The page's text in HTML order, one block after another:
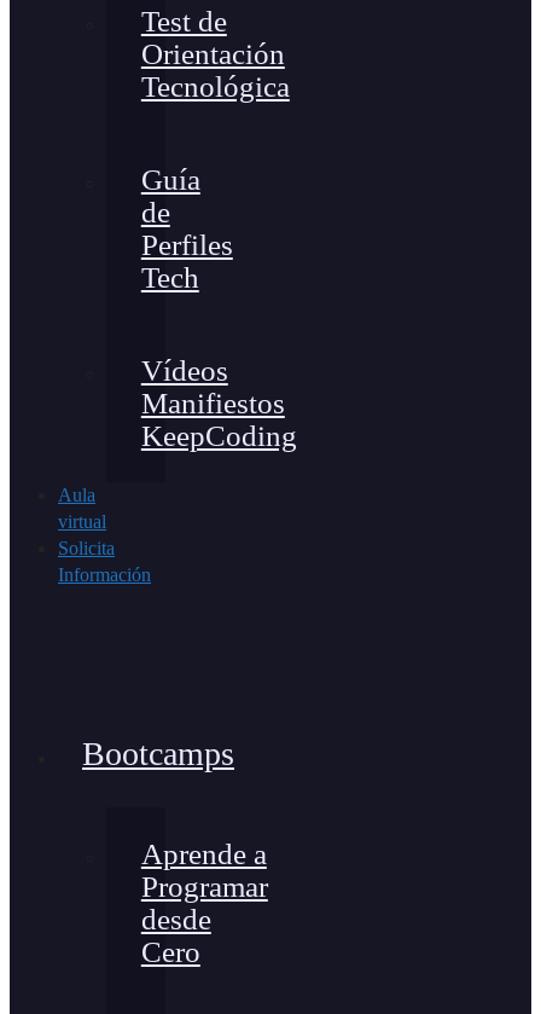
Test de
Orientación
Tecnológica
Guía
de
Perfiles
Tech
Vídeos
Manifiestos
KeepCoding
Aula
virtual
Solicita
Información
Bootcamps
Aprende a
Programar
desde
Cero